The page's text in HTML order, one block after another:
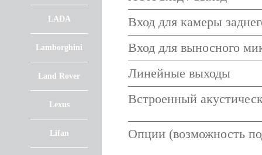
LADA
Lamborghini
Land Rover
Lexus
Lifan
Вход для камеры
Вход для выносного
Линейные выходы
Встроенный
Опции (возможность